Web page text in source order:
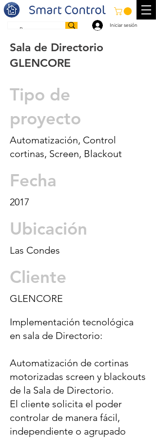
Iniciar sesión
Sala de Directorio
GLENCORE
Tipo de
proyecto
Automatización, Control
cortinas, Screen, Blackout
Fecha
2017
Ubicación
Las Condes
Cliente
GLENCORE
Implementación tecnológica
en sala de Directorio:
Automatización de cortinas
motorizadas screen y blackouts
de la Sala de Directorio.
El cliente solicita el poder
controlar de manera fácil,
independiente o agrupado